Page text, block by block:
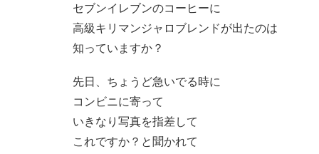
セブンイレブンのコーヒーに
高級キリマンジャロブレンドが出たのは
知っていますか？
先日、ちょうど急いでる時に
コンビニに寄って
いきなり写真を指差して
これですか？と聞かれて